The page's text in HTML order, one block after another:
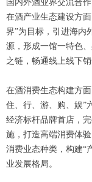
国内外酒业界交流合
在酒产业生态建设方
界”为目标，引进海内
源，形成一馆一特色
之链，畅通线上线下
在酒消费生态构建方
住、行、游、购、娱”
经济标杆品牌首店，
施，打造高端消费体
消费业态种类，构建“
业发展格局。